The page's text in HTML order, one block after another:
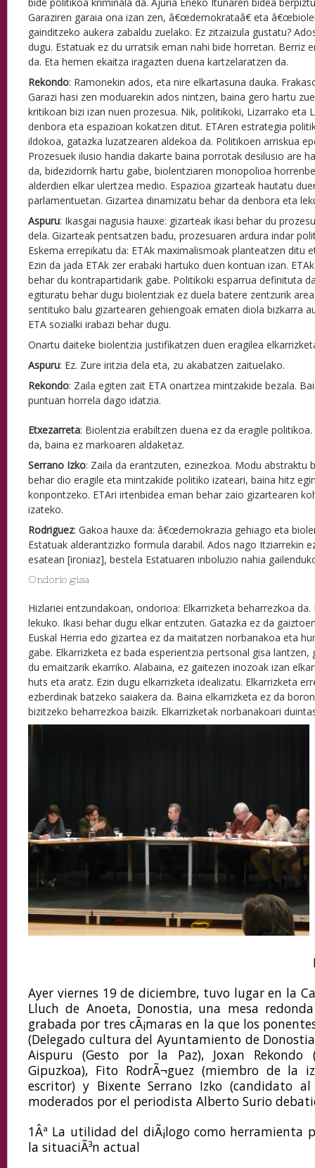
Garaziren garaia ona izan zen, â€œdemokrataâ€ eta
gainditzeko aukera zabaldu zuelako. Ez zitzaizula gustatu?
dugu. Estatuak ez du urratsik eman nahi bide horretan. Berriz
da. Eta hemen ekaitza iragazten duena kartzelaratzen da.
Rekondo: Ramonekin ados, eta nire elkartasuna dauka.
Garazi hasi zen moduarekin ados nintzen, baina gero hartu
kritikoan bizi izan nuen prozesua. Nik, politikoki, Lizarrako eta
denbora eta espazioan kokatzen ditut. ETAren estrategia
ildokoa, gatazka luzatzearen aldekoa da. Politikoen arriskua
Prozesuek ilusio handia dakarte baina porrotak desilusio are
da, bidezidorrik hartu gabe, biolentziaren monopolioa
alderdien elkar ulertzea medio. Espazioa gizarteak hautatu
parlamentuetan. Gizartea dinamizatu behar da denbora eta
Aspuru: Ikasgai nagusia hauxe: gizarteak ikasi behar du
dela. Gizarteak pentsatzen badu, prozesuaren ardura indar
Eskema errepikatu da: ETAk maximalismoak planteatzen ditu
Ezin da jada ETAk zer erabaki hartuko duen kontuan izan.
behar du kontrapartidarik gabe. Politikoki esparrua definituta
egituratu behar dugu biolentziak ez duela batere zentzurik
sentituko balu gizartearen gehiengoak ematen diola bizkarra
ETA sozialki irabazi behar dugu.
Onartu daiteke biolentzia justifikatzen duen eragilea
Aspuru: Ez. Zure iritzia dela eta, zu akabatzen zaituelako.
Rekondo: Zaila egiten zait ETA onartzea mintzakide bezala.
puntuan horrela dago idatzia.
Etxezarreta: Biolentzia erabiltzen duena ez da eragile
da, baina ez markoaren aldaketaz.
Serrano Izko: Zaila da erantzuten, ezinezkoa. Modu abstraktu
behar dio eragile eta mintzakide politiko izateari, baina hitz
konpontzeko. ETAri irtenbidea eman behar zaio gizartearen
izateko.
Rodriguez: Gakoa hauxe da: â€œdemokrazia gehiago eta
Estatuak alderantzizko formula darabil. Ados nago Itziarrekin
esatean [ironiaz], bestela Estatuaren inboluzio nahia
Ondorio gisa
Hizlariei entzundakoan, ondorioa: Elkarrizketa beharrezkoa
lekuko. Ikasi behar dugu elkar entzuten. Gatazka ez da
Euskal Herria edo gizartea ez da maitatzen norbanakoa eta
gabe. Elkarrizketa ez bada esperientzia pertsonal gisa
du emaitzarik ekarriko. Alabaina, ez gaitezen inozoak izan
huts eta aratz. Ezin dugu elkarrizketa idealizatu. Elkarrizketa
ezberdinak batzeko saiakera da. Baina elkarrizketa ez da
bizitzeko beharrezkoa baizik. Elkarrizketak norbanakoari
Ayer viernes 19 de diciembre, tuvo lugar en la
Lluch de Anoeta, Donostia, una mesa
grabada por tres cÃ¡maras en la que los
(Delegado cultura del Ayuntamiento de Donostia
Aispuru (Gesto por la Paz), Joxan
Gipuzkoa), Fito RodrÃ¬guez (miembro de la
escritor) y Bixente Serrano Izko (candidato al
moderados por el periodista Alberto Surio
1Âª La utilidad del diÃ¡logo como herramienta
la situaciÃ³n actual